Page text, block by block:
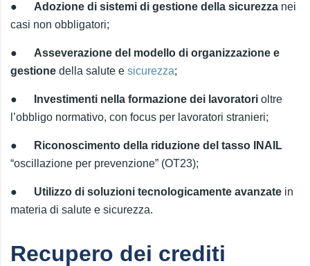
● Adozione di sistemi di gestione della sicurezza nei
casi non obbligatori;
● Asseverazione del modello di organizzazione e
gestione della salute e sicurezza;
● Investimenti nella formazione dei lavoratori oltre
l’obbligo normativo, con focus per lavoratori stranieri;
●
Riconoscimento della riduzione del tasso INAIL
“oscillazione per prevenzione” (OT23);
● Utilizzo di soluzioni tecnologicamente avanzate in
materia di salute e sicurezza.
Recupero dei crediti